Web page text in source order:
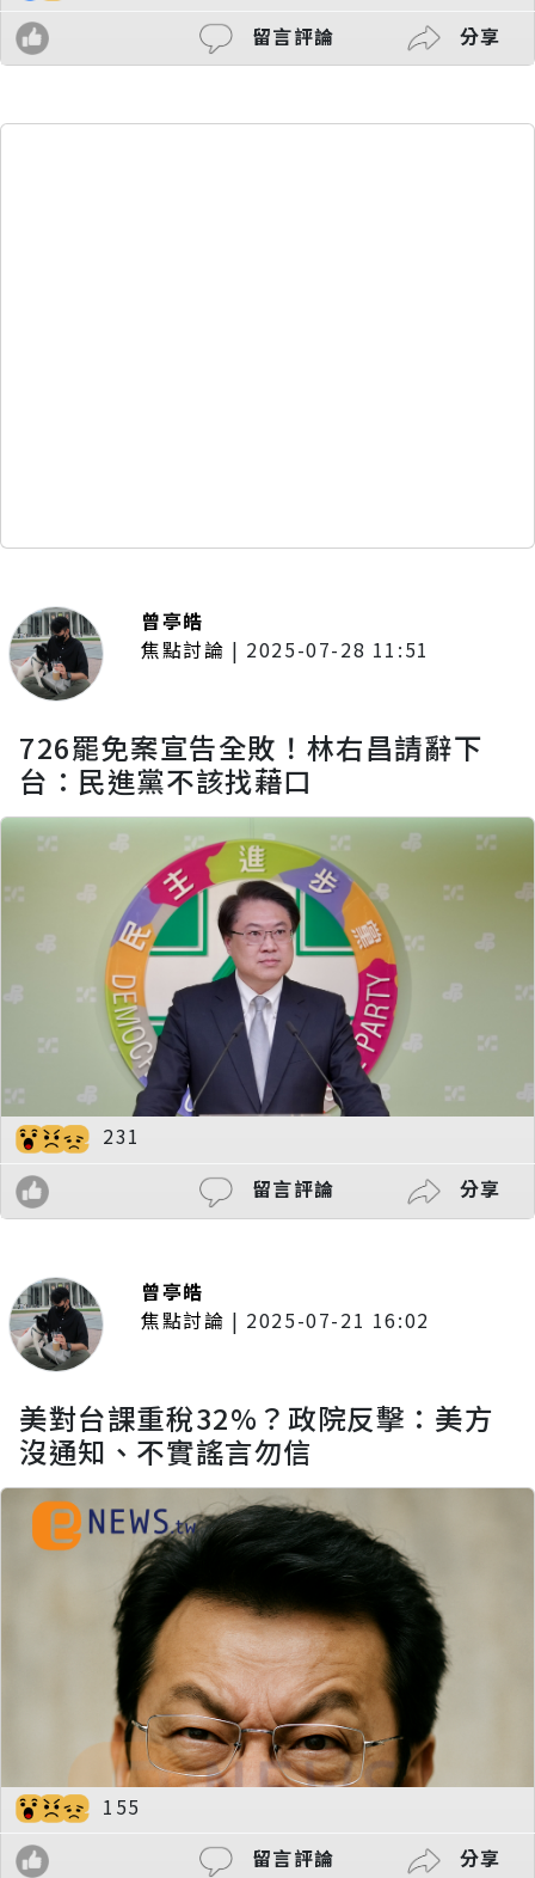
留言評論 分享
曾亭皓
焦點討論 | 2025-07-28 11:51
726罷免案宣告全敗！林右昌請辭下
台：民進黨不該找藉口
231
留言評論
分享
曾亭皓
焦點討論 | 2025-07-21 16:02
美對台課重稅32%？政院反擊：美方
沒通知、不實謠言勿信
155
留言評論
分享